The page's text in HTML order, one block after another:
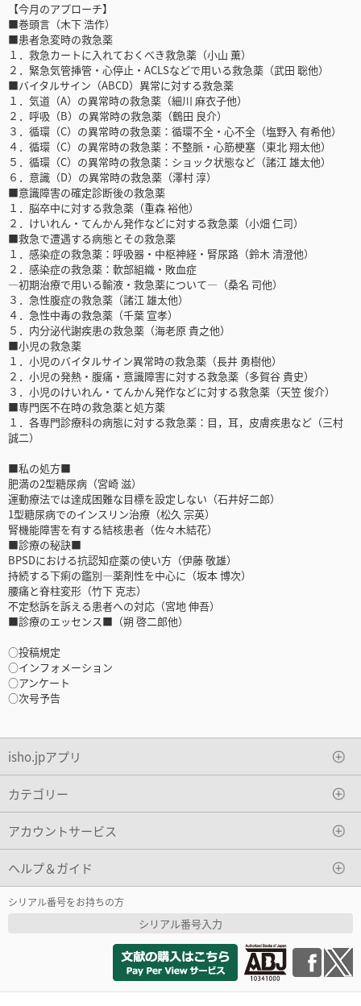
【今月のアプローチ】
■巻頭言（木下 浩作）
■患者急変時の救急薬
１．救急カートに入れておくべき救急薬（小山 薫）
２．緊急気管挿管・心停止・ACLSなどで用いる救急薬（武田 聡他）
■バイタルサイン（ABCD）異常に対する救急薬
１．気道（A）の異常時の救急薬（細川 麻衣子他）
２．呼吸（B）の異常時の救急薬（鶴田 良介）
３．循環（C）の異常時の救急薬：循環不全・心不全（塩野入 有希他）
４．循環（C）の異常時の救急薬：不整脈・心筋梗塞（東北 翔太他）
５．循環（C）の異常時の救急薬：ショック状態など（諸江 雄太他）
６．意識（D）の異常時の救急薬（澤村 淳）
■意識障害の確定診断後の救急薬
１．脳卒中に対する救急薬（重森 裕他）
２．けいれん・てんかん発作などに対する救急薬（小畑 仁司）
■救急で遭遇する病態とその救急薬
１．感染症の救急薬：呼吸器・中枢神経・腎尿路（鈴木 清澄他）
２．感染症の救急薬：軟部組織・敗血症
―初期治療で用いる輸液・救急薬について―（桑名 司他）
３．急性腹症の救急薬（諸江 雄太他）
４．急性中毒の救急薬（千葉 宣孝）
５．内分泌代謝疾患の救急薬（海老原 貴之他）
■小児の救急薬
１．小児のバイタルサイン異常時の救急薬（長井 勇樹他）
２．小児の発熱・腹痛・意識障害に対する救急薬（多賀谷 貴史）
３．小児のけいれん・てんかん発作などに対する救急薬（天笠 俊介）
■専門医不在時の救急薬と処方薬
１．各専門診療科の病態に対する救急薬：目，耳，皮膚疾患など（三村
誠二）
■私の処方■
肥満の2型糖尿病（宮崎 滋）
運動療法では達成困難な目標を設定しない（石井好二郎）
1型糖尿病でのインスリン治療（松久 宗英）
腎機能障害を有する結核患者（佐々木結花）
■診療の秘訣■
BPSDにおける抗認知症薬の使い方（伊藤 敬雄）
持続する下痢の鑑別―薬剤性を中心に（坂本 博次）
腰痛と脊柱変形（竹下 克志）
不定愁訴を訴える患者への対応（宮地 伸吾）
■診療のエッセンス■（朔 啓二郎他）
○投稿規定
○インフォメーション
○アンケート
○次号予告
isho.jpアプリ
カテゴリー
アカウントサービス
ヘルプ＆ガイド
シリアル番号をお持ちの方
シリアル番号入力